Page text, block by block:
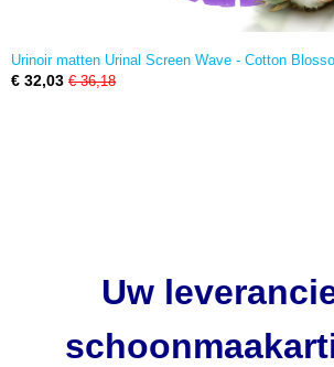
Urinoir matten Urinal Screen Wave - Cotton
€ 32,03 € 36,18
Uw